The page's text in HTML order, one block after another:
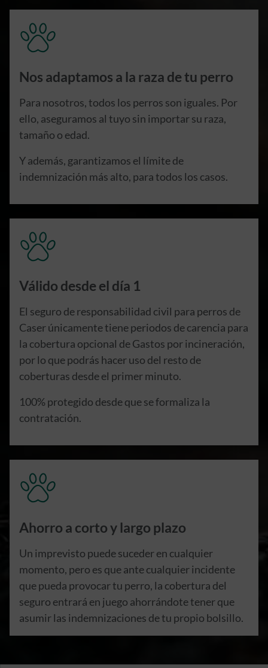
Nos adaptamos a la raza de tu perro
Para nosotros, todos los perros son iguales. Por
ello, aseguramos al tuyo sin importar su raza,
tamaño o edad.
Y además, garantizamos el límite de
indemnización más alto, para todos los casos.
Válido desde el día 1
El seguro de responsabilidad civil para perros de
Caser únicamente tiene periodos de carencia para
la cobertura opcional de Gastos por incineración,
por lo que podrás hacer uso del resto de
coberturas desde el primer minuto.
100% protegido desde que se formaliza la
contratación.
Ahorro a corto y largo plazo
Un imprevisto puede suceder en cualquier
momento, pero es que ante cualquier incidente
que pueda provocar tu perro, la cobertura del
seguro entrará en juego ahorrándote tener que
asumir las indemnizaciones de tu propio bolsillo.